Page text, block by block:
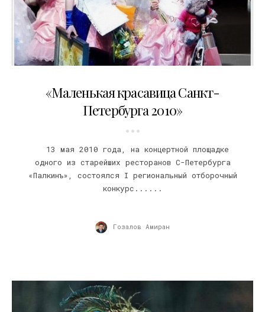
«Маленькая красавица Санкт-
Петербурга 2010»
13 мая 2010 года, на концертной площадке
одного из старейших ресторанов С-Петербурга
«Палкинъ», состоялся I региональный отборочный
конкурс......
Гозалов Амиран